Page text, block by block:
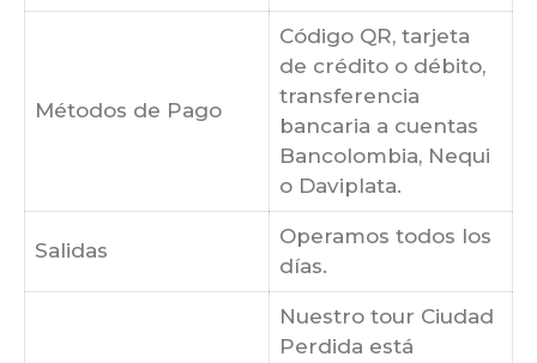
Métodos de Pago
Código QR, tarjeta
de crédito o débito,
transferencia
bancaria a cuentas
Bancolombia, Nequi
o Daviplata.
Salidas
Operamos todos los
días.
Nuestro tour Ciudad
Perdida está